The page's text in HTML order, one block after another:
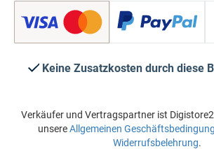
Keine Zusatzkosten durch diese
Verkäufer und Vertragspartner ist
unsereAllgemeinen
Widerrufsbelehrung.